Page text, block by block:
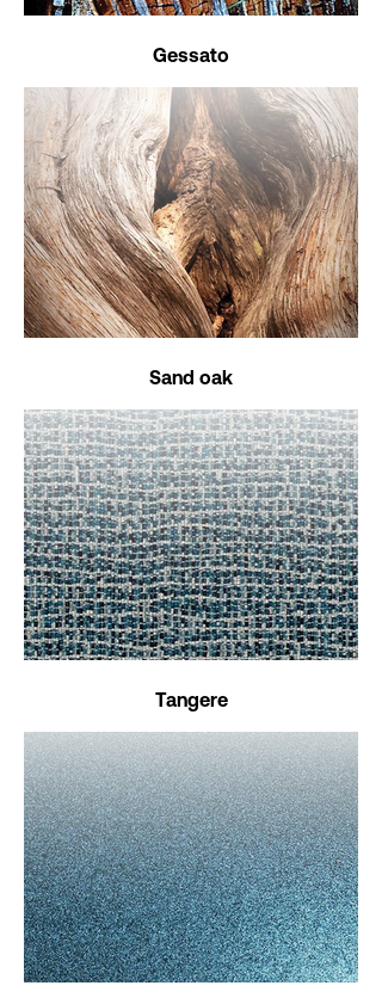
Gessato
Sand oak
Tangere